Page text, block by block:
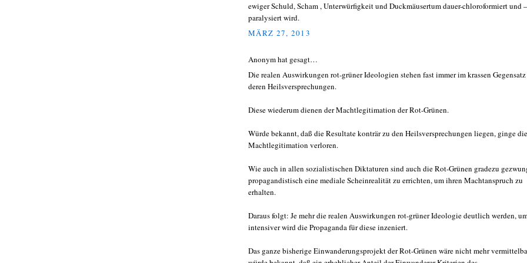
ewiger Schuld, Scham , Unterwürfigkeit und Duckmäusertum dauer-chloroformiert und –
paralysiert wird.
MÄRZ 27, 2013
Anonym hat gesagt…
Die realen Auswirkungen rot-grüner Ideologien stehen fast immer im krassen Gegensatz
deren Heilsversprechungen.
Diese wiederum dienen der Machtlegitimation der Rot-Grünen.
Würde bekannt, daß die Resultate konträr zu den Heilsversprechungen liegen, ginge die
Machtlegitimation verloren.
Wie auch in allen sozialistischen Diktaturen sind auch die Rot-Grünen gradezu
propagandistisch eine mediale Scheinrealität zu errichten, um ihren Machtanspruch zu
erhalten.
Daraus folgt: Je mehr die realen Auswirkungen rot-grüner Ideologie deutlich werden,
intensiver wird die Propaganda für diese inzeniert.
Das ganze bisherige Einwanderungsprojekt der Rot-Grünen wäre nicht mehr